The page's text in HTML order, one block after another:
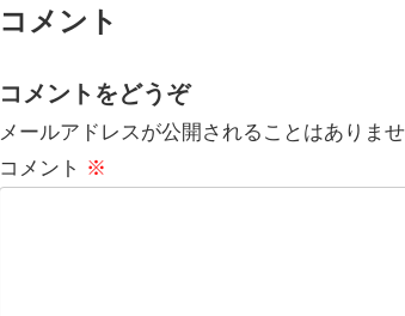
コメント
コメントをどうぞ
メールアドレスが公開されることはありませ
コメント ※